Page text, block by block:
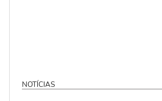
NOTÍCIAS